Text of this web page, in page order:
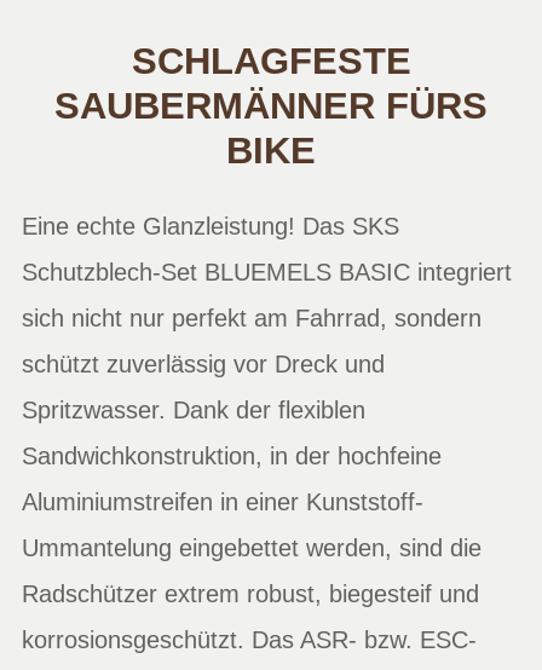
SCHLAGFESTE
SAUBERMÄNNER FÜRS
BIKE
Eine echte Glanzleistung! Das SKS
Schutzblech-Set BLUEMELS BASIC integriert
sich nicht nur perfekt am Fahrrad, sondern
schützt zuverlässig vor Dreck und
Spritzwasser. Dank der flexiblen
Sandwichkonstruktion, in der hochfeine
Aluminiumstreifen in einer Kunststoff-
Ummantelung eingebettet werden, sind die
Radschützer extrem robust, biegesteif und
korrosionsgeschützt. Das ASR- bzw. ESC-